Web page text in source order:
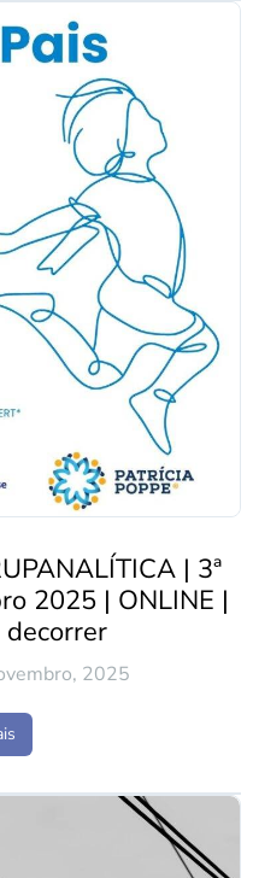
| 3ª
2025 | ONLINE |
decorrer
2025